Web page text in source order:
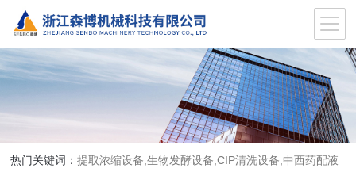
热门关键词：提取浓缩设备,生物发酵设备,CIP清洗设备,中西药配液